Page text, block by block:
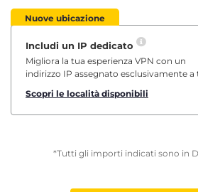
Nuove ubicazione
Includi un IP dedicato
Migliora la tua esperienza VPN con un
indirizzo IP assegnato esclusivamente a
Scopri le località disponibili
*Tutti gli importi indicati sono in